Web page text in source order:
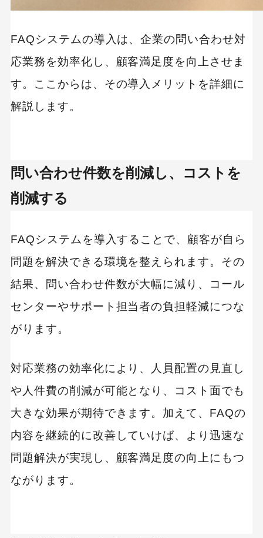
FAQシステムの導入は、企業の問い合わせ対
応業務を効率化し、顧客満足度を向上させま
す。ここからは、その導入メリットを詳細に
解説します。
問い合わせ件数を削減し、コストを
削減する
FAQシステムを導入することで、顧客が自ら
問題を解決できる環境を整えられます。その
結果、問い合わせ件数が大幅に減り、コール
センターやサポート担当者の負担軽減につな
がります。
対応業務の効率化により、人員配置の見直し
や人件費の削減が可能となり、コスト面でも
大きな効果が期待できます。加えて、FAQの
内容を継続的に改善していけば、より迅速な
問題解決が実現し、顧客満足度の向上にもつ
ながります。